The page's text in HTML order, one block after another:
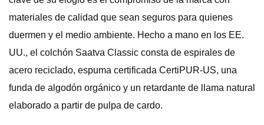
materiales de calidad que sean seguros para quienes
duermen y el medio ambiente. Hecho a mano en los EE.
UU., el colchón Saatva Classic consta de espirales de
acero reciclado, espuma certificada CertiPUR-US, una
funda de algodón orgánico y un retardante de llama natural
elaborado a partir de pulpa de cardo.